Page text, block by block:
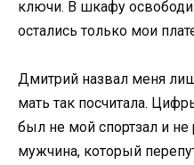
ключи. В шкафу
остались только мои
Дмитрий назвал меня
мать так посчитала.
был не мой спортзал и
мужчина, который